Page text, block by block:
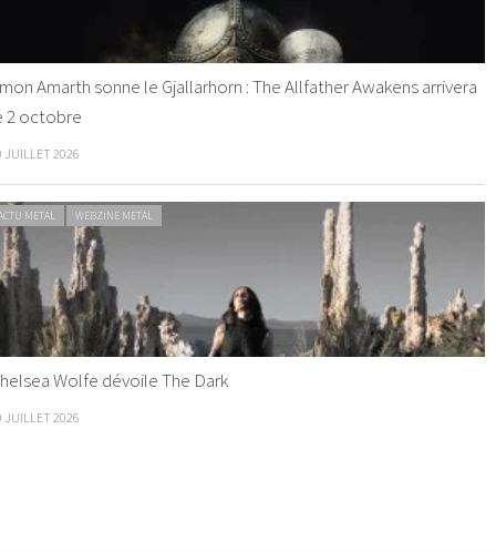
Amarth sonne le Gjallarhorn : The Allfather Awakens arrivera
2 octobre
JUILLET 2026
METAL WEBZINE METAL
Wolfe dévoile The Dark
JUILLET 2026